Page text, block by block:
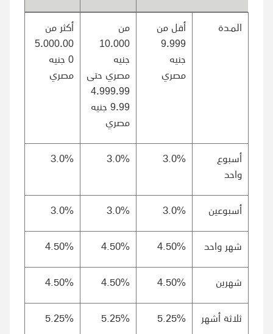
المـدة
أقل من
9.999
جنيه
مصري
من
10.000
جنيه
مصري حتى
4.999.99
9.99 جنيه
مصري
أكثر من
5.000.00
0 جنيه
مصري
أسبوع
واحد
3.0%
3.0%
3.0%
أسبوعين 3.0%
3.0%
3.0%
شهر واحد
4.50%
4.50%
4.50%
شهرين
4.50%
4.50%
4.50%
ثلاثة أشهر
5.25%
5.25%
5.25%